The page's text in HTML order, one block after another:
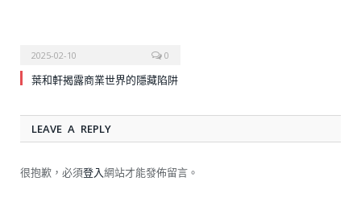
2025-02-10 0
葉和軒揭露商業世界的隱藏陷阱
LEAVE A REPLY
很抱歉，必須登入網站才能發佈留言。